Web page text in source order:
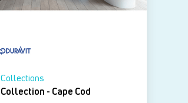
Collections
Collection - Cape Cod